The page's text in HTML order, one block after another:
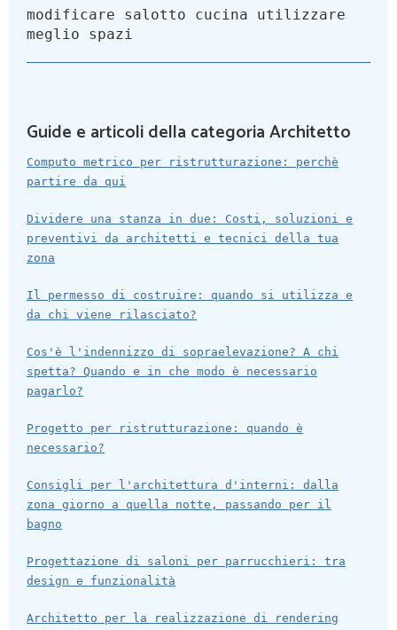
modificare salotto cucina utilizzare
meglio spazi
Guide e articoli della categoria Architetto
Computo metrico per ristrutturazione: perchè
partire da qui
Dividere una stanza in due: Costi, soluzioni e
preventivi da architetti e tecnici della tua
zona
Il permesso di costruire: quando si utilizza e
da chi viene rilasciato?
Cos'è l'indennizzo di sopraelevazione? A chi
spetta? Quando e in che modo è necessario
pagarlo?
Progetto per ristrutturazione: quando è
necessario?
Consigli per l'architettura d'interni: dalla
zona giorno a quella notte, passando per il
bagno
Progettazione di saloni per parrucchieri: tra
design e funzionalità
Architetto per la realizzazione di rendering